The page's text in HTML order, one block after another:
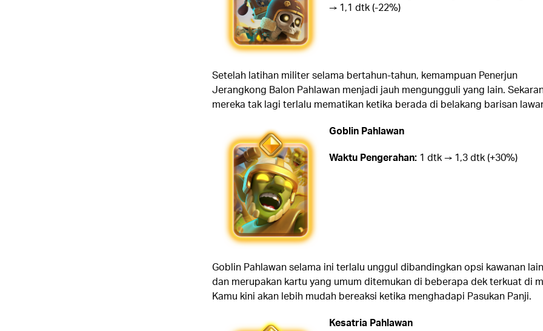
→ 1,1 dtk (-22%)
Setelah latihan militer selama bertahun-tahun, kemampuan Penerjun
Jerangkong Balon Pahlawan menjadi jauh mengungguli yang lain.
mereka tak lagi terlalu mematikan ketika berada di belakang barisan
Goblin Pahlawan
Waktu Pengerahan:1 dtk → 1,3 dtk (+30%)
Goblin Pahlawan selama ini terlalu unggul dibandingkan opsi kawanan
dan merupakan kartu yang umum ditemukan di beberapa dek terkuat di
Kamu kini akan lebih mudah bereaksi ketika menghadapi Pasukan Panji.
Kesatria Pahlawan